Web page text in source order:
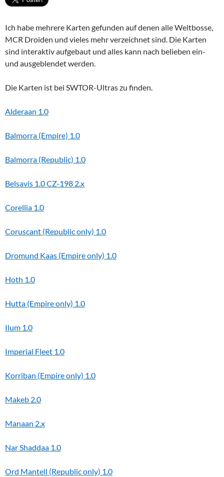
Ich habe mehrere Karten gefunden auf denen alle Weltbosse,
MCR Droiden und vieles mehr verzeichnet sind. Die Karten
sind interaktiv aufgebaut und alles kann nach belieben ein-
und ausgeblendet werden.
Die Karten ist bei SWTOR-Ultras zu finden.
Alderaan 1.0
Balmorra (Empire) 1.0
Balmorra (Republic) 1.0
Belsavis 1.0CZ-198 2.x
Corellia 1.0
Coruscant (Republic only) 1.0
Dromund Kaas (Empire only) 1.0
Hoth 1.0
Hutta (Empire only) 1.0
Ilum 1.0
Imperial Fleet 1.0
Korriban (Empire only) 1.0
Makeb 2.0
Manaan 2.x
Nar Shaddaa 1.0
Ord Mantell (Republic only) 1.0